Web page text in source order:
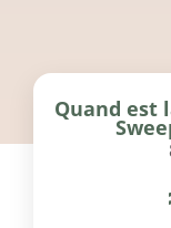
Quand est